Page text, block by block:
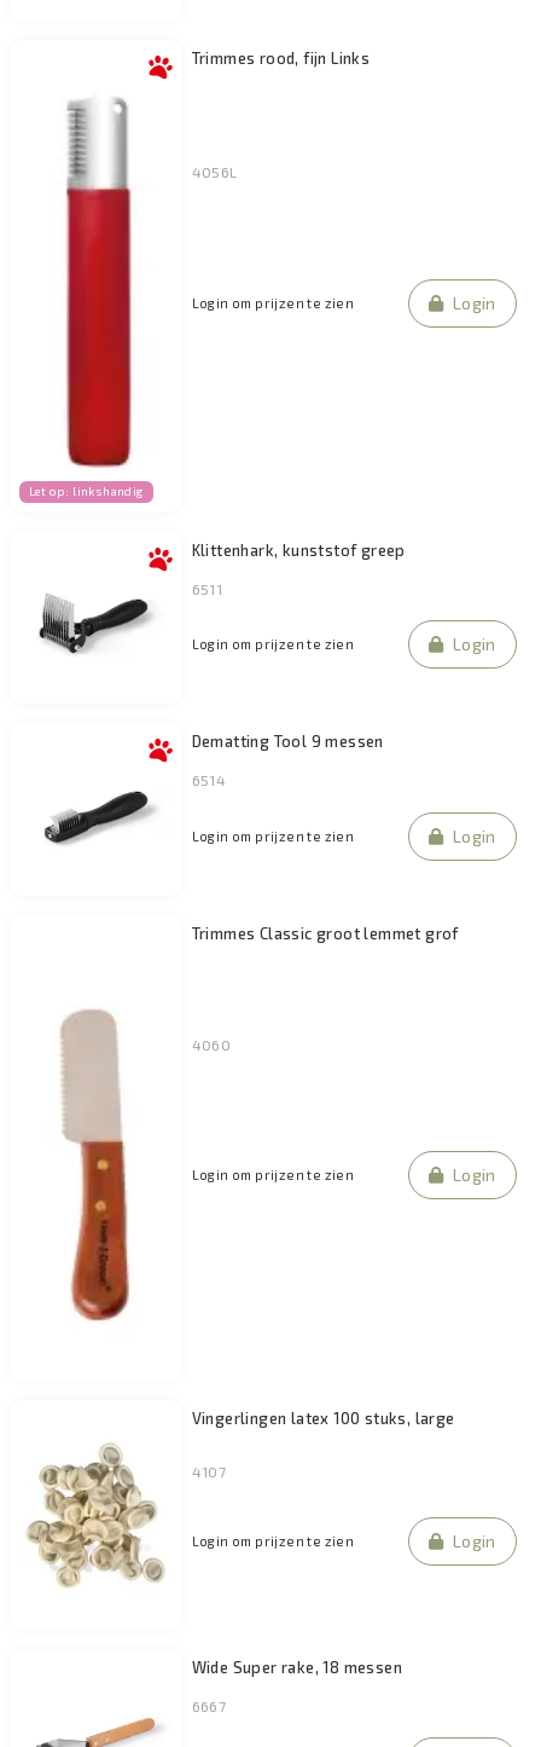
Let op: linkshandig
Trimmes rood, fijn Links
4056L
Login om prijzen te zien Login
Klittenhark, kunststof greep
6511
Login om prijzen te zien Login
Dematting Tool 9 messen
6514
Login om prijzen te zien Login
Trimmes Classic groot lemmet grof
4060
Login om prijzen te zien Login
Vingerlingen latex 100 stuks, large
4107
Login om prijzen te zien Login
Wide Super rake, 18 messen
6667